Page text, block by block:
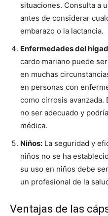
situaciones. Consulta a
antes de considerar
embarazo o la lactancia.
Enfermedades del
cardo mariano puede
en muchas
en personas con
como cirrosis avanzada.
no ser adecuado y
médica.
Niños: La seguridad y
niños no se ha
su uso en niños debe
un profesional de la
Ventajas de las